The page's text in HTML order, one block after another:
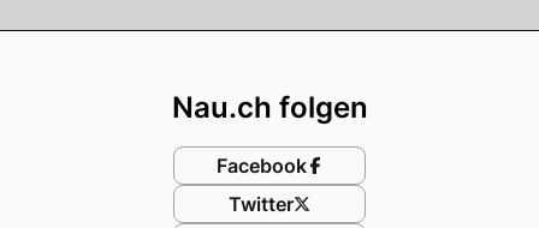
Nau.ch folgen
Facebook
Twitter